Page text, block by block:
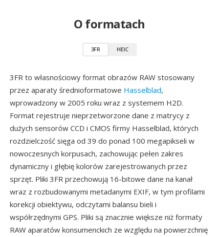
O formatach
3FR HEIC
3FR to własnościowy format obrazów RAW stosowany
przez aparaty średnioformatowe Hasselblad,
wprowadzony w 2005 roku wraz z systemem H2D.
Format rejestruje nieprzetworzone dane z matrycy z
dużych sensorów CCD i CMOS firmy Hasselblad, których
rozdzielczość sięga od 39 do ponad 100 megapikseli w
nowoczesnych korpusach, zachowując pełen zakres
dynamiczny i głębię kolorów zarejestrowanych przez
sprzęt. Pliki 3FR przechowują 16-bitowe dane na kanał
wraz z rozbudowanymi metadanymi EXIF, w tym profilami
korekcji obiektywu, odczytami balansu bieli i
współrzędnymi GPS. Pliki są znacznie większe niż formaty
RAW aparatów konsumenckich ze względu na powierzchnię